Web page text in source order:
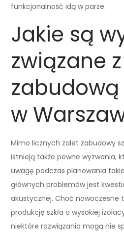
funkcjonalność idą w parze.
Jakie są
związane z
zabudową
w
Mimo licznych zalet zabudowy
istnieją także pewne wyzwania,
uwagę podczas planowania
głównych problemów jest
akustycznej. Choć nowoczesne
produkcję szkła o wysokiej
niektóre rozwiązania mogą nie